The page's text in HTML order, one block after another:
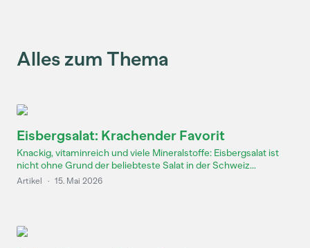
Alles zum Thema
Eisbergsalat: Krachender Favorit
Knackig, vitaminreich und viele Mineralstoffe: Eisbergsalat ist
nicht ohne Grund der beliebteste Salat in der Schweiz...
Artikel · 15. Mai 2026